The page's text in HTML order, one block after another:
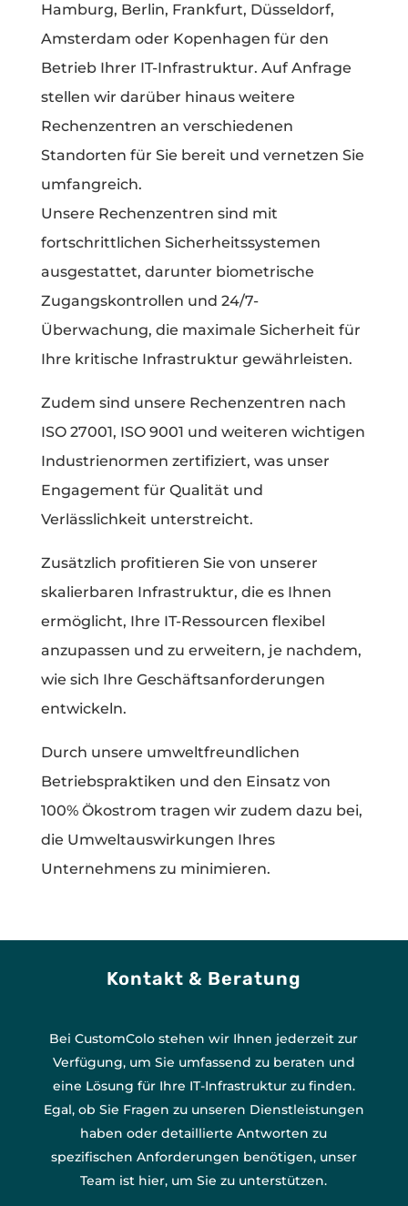
Hamburg, Berlin, Frankfurt, Düsseldorf,
Amsterdam oder Kopenhagen für den
Betrieb Ihrer IT-Infrastruktur. Auf Anfrage
stellen wir darüber hinaus weitere
Rechenzentren an verschiedenen
Standorten für Sie bereit und vernetzen Sie
umfangreich.
Unsere Rechenzentren sind mit
fortschrittlichen Sicherheitssystemen
ausgestattet, darunter biometrische
Zugangskontrollen und 24/7-
Überwachung, die maximale Sicherheit für
Ihre kritische Infrastruktur gewährleisten.
Zudem sind unsere Rechenzentren nach
ISO 27001, ISO 9001 und weiteren wichtigen
Industrienormen zertifiziert, was unser
Engagement für Qualität und
Verlässlichkeit unterstreicht.
Zusätzlich profitieren Sie von unserer
skalierbaren Infrastruktur, die es Ihnen
ermöglicht, Ihre IT-Ressourcen flexibel
anzupassen und zu erweitern, je nachdem,
wie sich Ihre Geschäftsanforderungen
entwickeln.
Durch unsere umweltfreundlichen
Betriebspraktiken und den Einsatz von
100% Ökostrom tragen wir zudem dazu bei,
die Umweltauswirkungen Ihres
Unternehmens zu minimieren.
Kontakt & Beratung
Bei CustomColo stehen wir Ihnen jederzeit zur
Verfügung, um Sie umfassend zu beraten und
eine Lösung für Ihre IT-Infrastruktur zu finden.
Egal, ob Sie Fragen zu unseren Dienstleistungen
haben oder detaillierte Antworten zu
spezifischen Anforderungen benötigen, unser
Team ist hier, um Sie zu unterstützen.